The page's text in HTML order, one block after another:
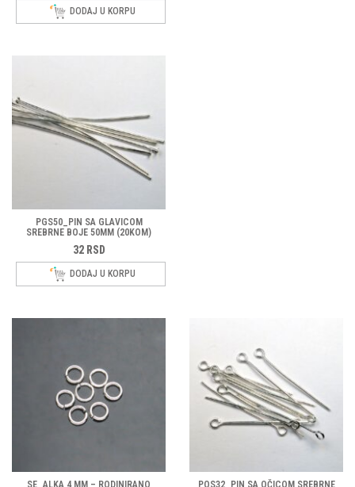
DODAJ U KORPU
PGS50_PIN SA GLAVICOM
SREBRNE BOJE 50MM (20KOM)
32 RSD
DODAJ U KORPU